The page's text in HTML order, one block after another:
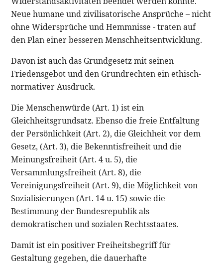
Neue humane und zivilisatorische Ansprüche – nicht
ohne Widersprüche und Hemmnisse - traten auf
den Plan einer besseren Menschheitsentwicklung.
Davon ist auch das Grundgesetz mit seinen
Friedensgebot und den Grundrechten ein ethisch-
normativer Ausdruck.
Die Menschenwürde (Art. 1) ist ein
Gleichheitsgrundsatz. Ebenso die freie Entfaltung
der Persönlichkeit (Art. 2), die Gleichheit vor dem
Gesetz, (Art. 3), die Bekenntisfreiheit und die
Meinungsfreiheit (Art. 4 u. 5), die
Versammlungsfreiheit (Art. 8), die
Vereinigungsfreiheit (Art. 9), die Möglichkeit von
Sozialisierungen (Art. 14 u. 15) sowie die
Bestimmung der Bundesrepublik als
demokratischen und sozialen Rechtsstaates.
Damit ist ein positiver Freiheitsbegriff für
Gestaltung gegeben, die dauerhafte